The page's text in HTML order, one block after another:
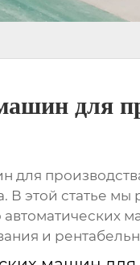
для
для
этой статье
и